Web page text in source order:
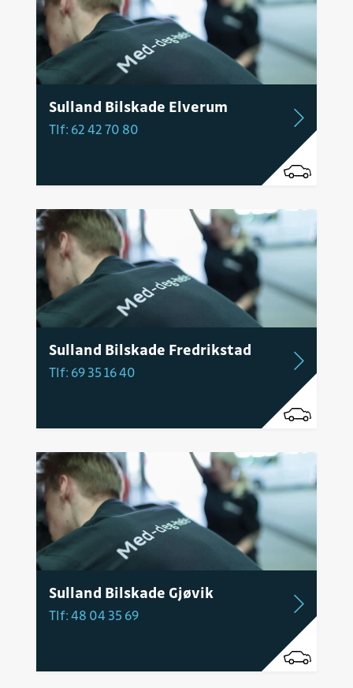
Sulland Bilskade Elverum
Tlf: 62 42 70 80
Sulland Bilskade Fredrikstad
Tlf: 69 35 16 40
Sulland Bilskade Gjøvik
Tlf: 48 04 35 69